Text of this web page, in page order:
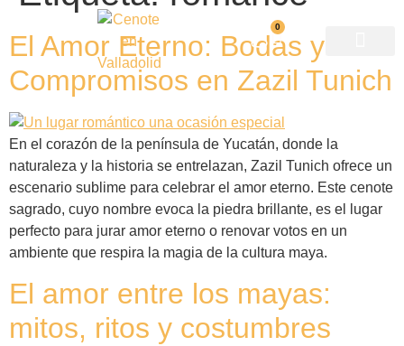
0
El Amor Eterno: Bodas y
Compromisos en Zazil Tunich
En el corazón de la península de Yucatán, donde la
naturaleza y la historia se entrelazan, Zazil Tunich ofrece un
escenario sublime para celebrar el amor eterno. Este cenote
sagrado, cuyo nombre evoca la piedra brillante, es el lugar
perfecto para jurar amor eterno o renovar votos en un
ambiente que respira la magia de la cultura maya.
El amor entre los mayas:
mitos, ritos y costumbres